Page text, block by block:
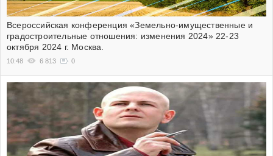
Всероссийская конференция «Земельно-имущественные и
градостроительные отношения: изменения 2024» 22-23
октября 2024 г. Москва.
10:48 6 813 0